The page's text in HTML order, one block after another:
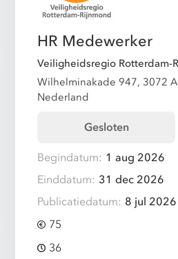
HR Medewerker
Veiligheidsregio Rotterdam-
Wilhelminakade 947, 3072
Nederland
Gesloten
Begindatum: 1 aug 2026
Einddatum: 31 dec 2026
Publicatiedatum: 8 jul 2026
75
36